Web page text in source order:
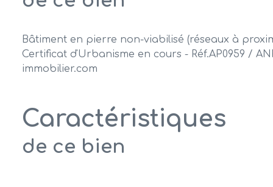
Bâtiment en pierre non-viabilisé (réseaux à
Certificat d'Urbanisme en cours - Réf.AP0959 /
immobilier.com
Caractéristiques
de ce bien